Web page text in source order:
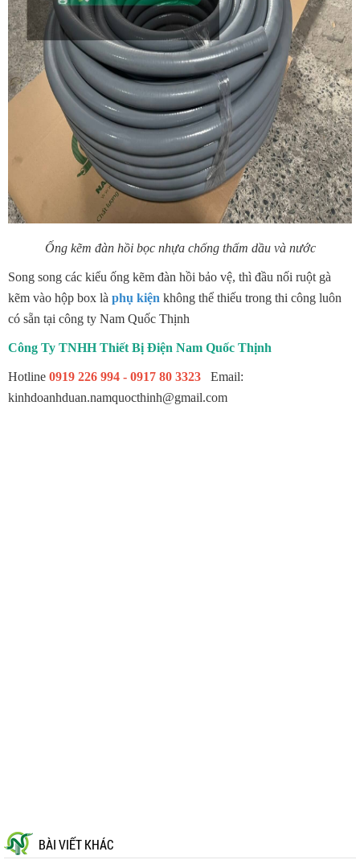
Ống kẽm đàn hồi bọc nhựa chống thấm dầu và nước
Song song các kiểu ống kẽm đàn hồi bảo vệ, thì đầu nối ruột gà
kẽm vào hộp box là phụ kiện không thể thiếu trong thi công luôn
có sẵn tại công ty Nam Quốc Thịnh
Công Ty TNHH Thiết Bị Điện Nam Quốc Thịnh
Hotline 0919 226 994 - 0917 80 3323 Email:
kinhdoanhduan.namquocthinh@gmail.com
BÀI VIẾT KHÁC